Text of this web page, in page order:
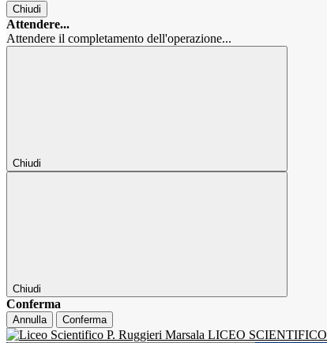
Chiudi
Attendere...
Attendere il completamento dell'operazione...
Chiudi
Chiudi
Conferma
Annulla Conferma
LICEO SCIENTIFICO